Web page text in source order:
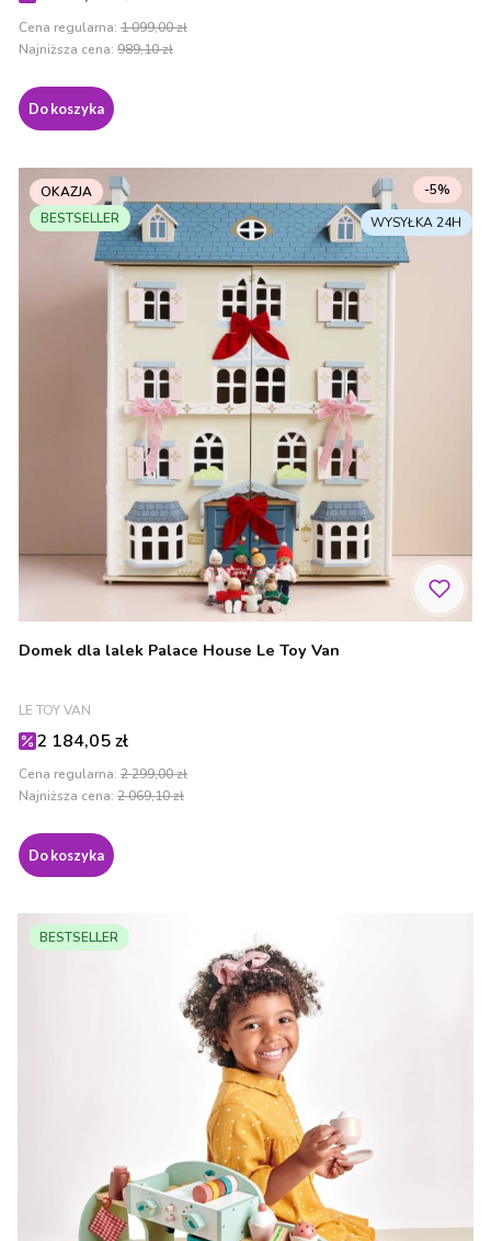
Cena regularna: 1 099,00 zł
Najniższa cena: 989,10 zł
Do koszyka
OKAZJA
BESTSELLER
Domek dla lalek Palace House Le Toy Van
PRODUCENT
LE TOY VAN
Cena promocyjna
2 184,05 zł
Cena regularna: 2 299,00 zł
-5%
Najniższa cena: 2 069,10 zł
Do koszyka
BESTSELLER